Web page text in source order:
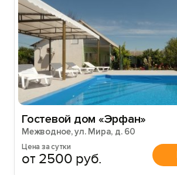
Гостевой дом «Эрфан»
Межводное, ул. Мира, д. 60
Цена за сутки
от 2500 руб.